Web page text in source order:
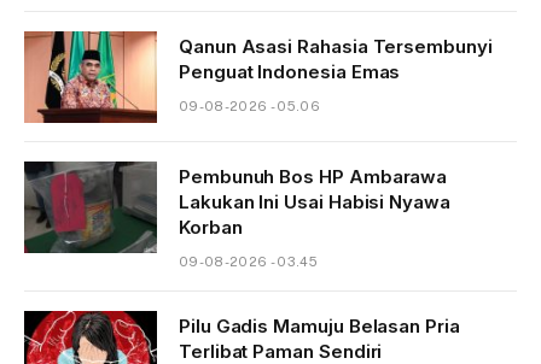
Qanun Asasi Rahasia Tersembunyi
Penguat Indonesia Emas
09-08-2026 - 05.06
Pembunuh Bos HP Ambarawa
Lakukan Ini Usai Habisi Nyawa
Korban
09-08-2026 - 03.45
Pilu Gadis Mamuju Belasan Pria
Terlibat Paman Sendiri